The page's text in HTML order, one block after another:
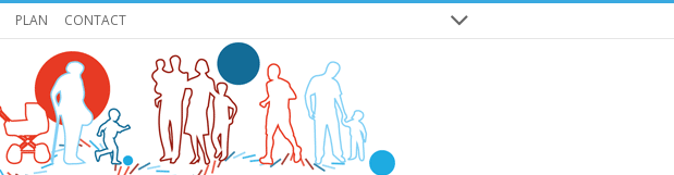
PLAN CONTACT